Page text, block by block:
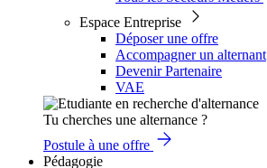
Espace Entreprise
Déposer une offre
Accompagner un alternant
Devenir Partenaire
VAE
Tu cherches une alternance ?
Postule à une offre
Pédagogie